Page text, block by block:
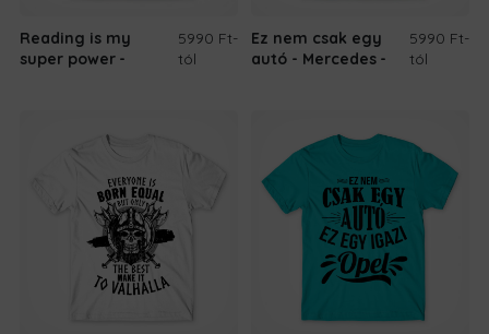
Reading is my
super power
5990 Ft-
tól
Ez nem csak egy
autó - Mercedes
5990 Ft-
tól